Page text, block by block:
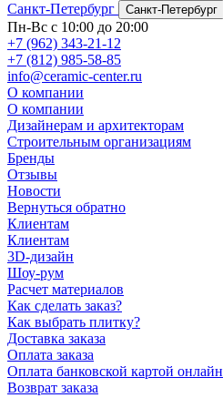
Санкт-Петербург
Санкт-Петербург
Пн-Вс с 10:00 до 20:00
+7 (962) 343-21-12
+7 (812) 985-58-85
info@ceramic-center.ru
О компании
О компании
Дизайнерам и архитекторам
Строительным организациям
Бренды
Отзывы
Новости
Вернуться обратно
Клиентам
Клиентам
3D-дизайн
Шоу-рум
Расчет материалов
Как сделать заказ?
Как выбрать плитку?
Доставка заказа
Оплата заказа
Оплата банковской картой онлайн
Возврат заказа